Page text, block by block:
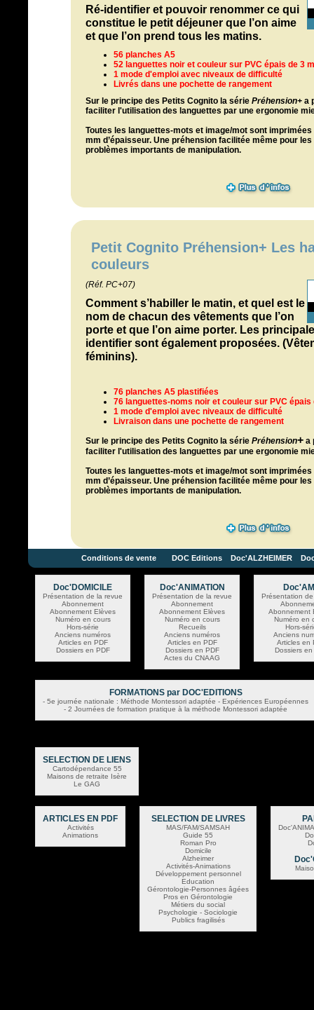
Ré-identifier et pouvoir renommer ce qui
constitue le petit déjeuner que l’on aime
et que l’on prend tous les matins.
56 planches A5
52 languettes noir et couleur sur PVC épais de 3
1 mode d'emploi avec niveaux de difficulté
Livrés dans une pochette de rangement
Sur le principe des Petits Cognito l a série Préhension+ a
faciliter l'utilisation des languettes par une ergonomie
Toutes les languettes-mots et image/mot sont imprimées
mm d’épaisseur. Une préhension facilitée même pour
problèmes importants de manipulation.
Petit Cognito Préhension+ Les
couleurs
(Réf. PC+07)
Comment s’habiller le matin, et quel est le
nom de chacun des vêtements que l’on
porte et que l’on aime porter. Les
identifier sont également proposées.
féminins).
76 planches A5 plastifiées
76 languettes-noms noir et couleur sur PVC épais
1 mode d'emploi avec niveaux de difficulté
Livraison dans une pochette de rangement
Sur le principe des Petits Cognito l a série Préhension+ a
faciliter l'utilisation des languettes par une ergonomie
Toutes les languettes-mots et image/mot sont imprimées
mm d’épaisseur. Une préhension facilitée même pour
problèmes importants de manipulation.
Conditions de vente DOC EditionsDoc'ALZHEIMER
Doc'DOMICILE
Présentation de la revue
Abonnement
Abonnement Elèves
Numéro en cours
Hors-série
Anciens numéros
Articles en PDF
Dossiers en PDF
Doc'ANIMATION
Présentation de la revue
Abonnement
Abonnement Elèves
Numéro en cours
Recueils
Anciens numéros
Articles en PDF
Dossiers en PDF
Actes du CNAAG
Présentation
Abonnement
Numéro en
Hors-
Anciens
Articles en
Dossiers en
FORMATIONS par DOC'EDITIONS
- 5e journée nationale : Méthode Montessori adaptée - Expériences Européennes
- 2 Journées de formation pratique à la méthode Montessori adaptée
SELECTION DE LIENS
Cartodépendance 55
Maisons de retraite Isère
Le GAG
ARTICLES EN PDF
Activités
Animations
SELECTION DE LIVRES
MAS/FAM/SAMSAH
Guide 55
Roman Pro
Domicile
Alzheimer
Activités-Animations
Développement personnel
Education
Gérontologie-Personnes âgées
Pros en Gérontologie
Métiers du social
Psychologie - Sociologie
Publics fragilisés